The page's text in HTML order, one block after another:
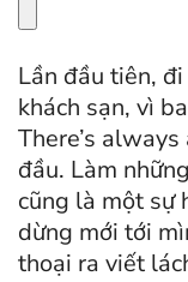
Lần đầu tiên,
khách sạn, vì
There’s
đầu. Làm
cũng là một sự
dừng mới tới
thoại ra viết